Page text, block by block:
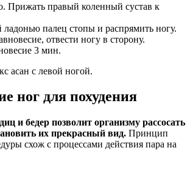
Прижать правый коленный сустав к
ладонью палец стопы и распрямить ногу.
отвести ногу в сторону.
3 мин.
асан с левой ногой.
ног для похудения
и бедер позволит организму рассосать
их прекрасный вид. Принцип
схож с процессами действия пара на